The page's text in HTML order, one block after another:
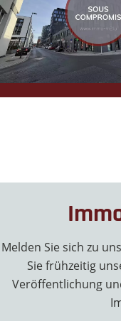
Melden Sie sich zu
Sie frühzeitig
Veröffentlichung